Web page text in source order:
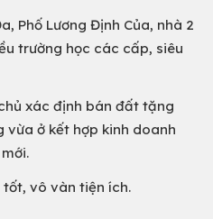
Phố Lương Định Của, nhà 2
trường học các cấp, siêu
xác định bán đất tặng
vừa ở kết hợp kinh doanh
tốt, vô vàn tiện ích.